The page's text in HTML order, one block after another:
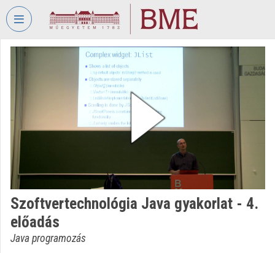
Fejléc kihagyása Menü kihagyása Tartalom kihagyása
TORIUM
BUDAPESTI
MŰSZAKI
GAZDASÁGTUDOMÁNYI
EGYETEM
Intézményi felfedezés
Kategóriák
Szoftvertechnológia Java gyakorlat - 4.
előadás
Java programozás